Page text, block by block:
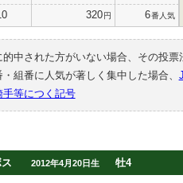
320円 6番人気
的中された方がいない場合、その投
組番に人気が著しく集中した場合、
手等につく記号
2012年4月20日生 牡4